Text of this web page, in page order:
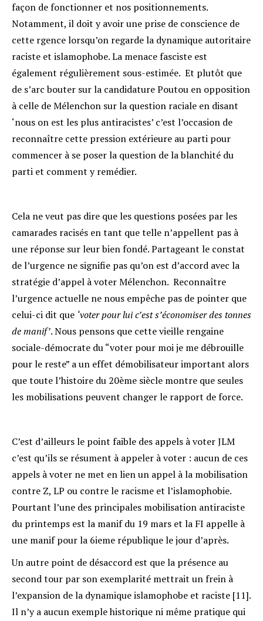
façon de fonctionner et nos positionnements.
Notamment, il doit y avoir une prise de conscience de
cette rgence lorsqu’on regarde la dynamique autoritaire
raciste et islamophobe. La menace fasciste est
également régulièrement sous-estimée. Et plutôt que
de s’arc bouter sur la candidature Poutou en opposition
à celle de Mélenchon sur la question raciale en disant
‘nous on est les plus antiracistes’ c’est l’occasion de
reconnaître cette pression extérieure au parti pour
commencer à se poser la question de la blanchité du
parti et comment y remédier.
Cela ne veut pas dire que les questions posées par les
camarades racisés en tant que telle n’appellent pas à
une réponse sur leur bien fondé. Partageant le constat
de l’urgence ne signifie pas qu’on est d’accord avec la
stratégie d’appel à voter Mélenchon. Reconnaître
l’urgence actuelle ne nous empêche pas de pointer que
celui-ci dit que ‘voter pour lui c’est s’économiser des tonnes
de manif’. Nous pensons que cette vieille rengaine
sociale-démocrate du “voter pour moi je me débrouille
pour le reste” a un effet démobilisateur important alors
que toute l’histoire du 20ème siècle montre que seules
les mobilisations peuvent changer le rapport de force.
C’est d’ailleurs le point faible des appels à voter JLM
c’est qu’ils se résument à appeler à voter : aucun de ces
appels à voter ne met en lien un appel à la mobilisation
contre Z, LP ou contre le racisme et l’islamophobie.
Pourtant l’une des principales mobilisation antiraciste
du printemps est la manif du 19 mars et la FI appelle à
une manif pour la 6ieme république le jour d’après.
Un autre point de désaccord est que la présence au
second tour par son exemplarité mettrait un frein à
l’expansion de la dynamique islamophobe et raciste [11].
Il n’y a aucun exemple historique ni même pratique qui